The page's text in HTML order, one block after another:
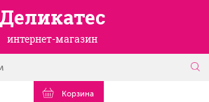
Деликатес
интернет-магазин
Корзина